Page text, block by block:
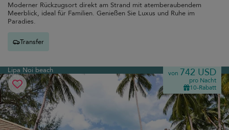
Moderner Rückzugsort direkt am Strand mit atemberaubendem
Meerblick, ideal für Familien. Genießen Sie Luxus und Ruhe im
Paradies.
Transfer
Lipa Noi beach von 742 USD
pro Nacht
10-Rabatt